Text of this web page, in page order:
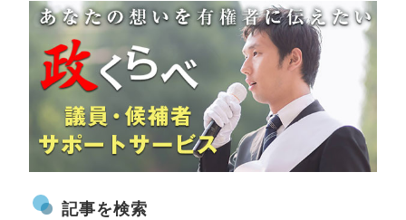
記事を検索